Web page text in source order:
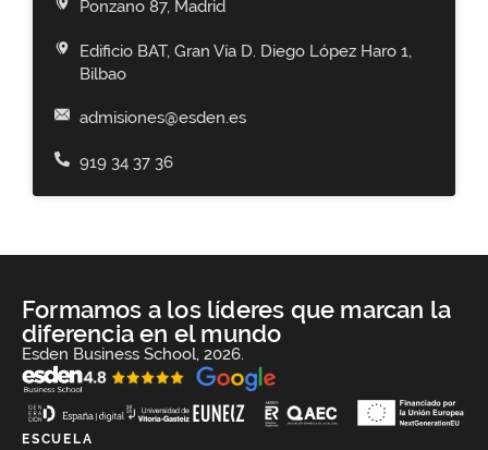
Ponzano 87, Madrid
Edificio BAT, Gran Vía D. Diego López Haro 1,
Bilbao
admisiones@esden.es
919 34 37 36
Formamos a los líderes que marcan la
diferencia en el mundo
Esden Business School, 2026.
ESCUELA